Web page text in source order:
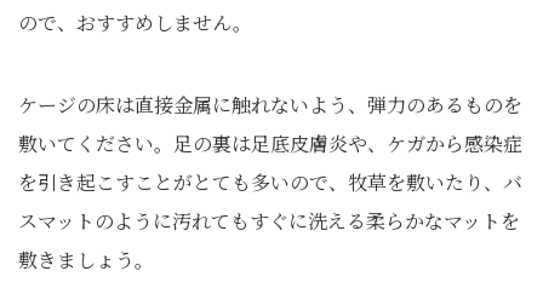
ので、おすすめしません。
ケージの床は直接金属に触れないよう、弾力のあるものを
敷いてください。足の裏は足底皮膚炎や、ケガから感染症
を引き起こすことがとても多いので、牧草を敷いたり、バ
スマットのように汚れてもすぐに洗える柔らかなマットを
敷きましょう。